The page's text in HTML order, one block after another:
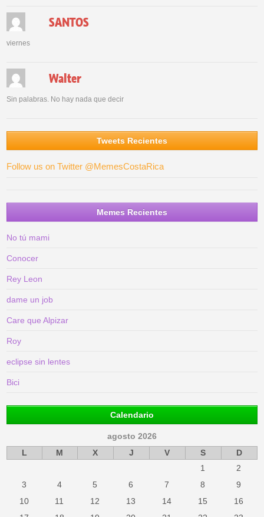
SANTOS
viernes
Walter
Sin palabras. No hay nada que decir
Tweets Recientes
Follow us on Twitter @MemesCostaRica
Memes Recientes
No tú mami
Conocer
Rey Leon
dame un job
Care que Alpizar
Roy
eclipse sin lentes
Bici
Calendario
agosto 2026
L
M X J V S
D
1
2
3
4 5 6 7 8
9
10
11 12 13 14 15
16